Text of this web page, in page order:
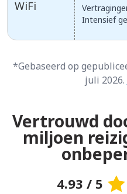
WiFi
Intensief
*Gebaseerd op
juli 2026.
Vertrouwd
miljoen
4.93 / 5